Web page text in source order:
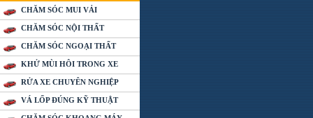
CHĂM SÓC MUI VẢI
CHĂM SÓC NỘI THẤT
CHĂM SÓC NGOẠI THẤT
KHỬ MÙI HÔI TRONG XE
RỬA XE CHUYÊN NGHIỆP
VÁ LỐP ĐÚNG KỸ THUẬT